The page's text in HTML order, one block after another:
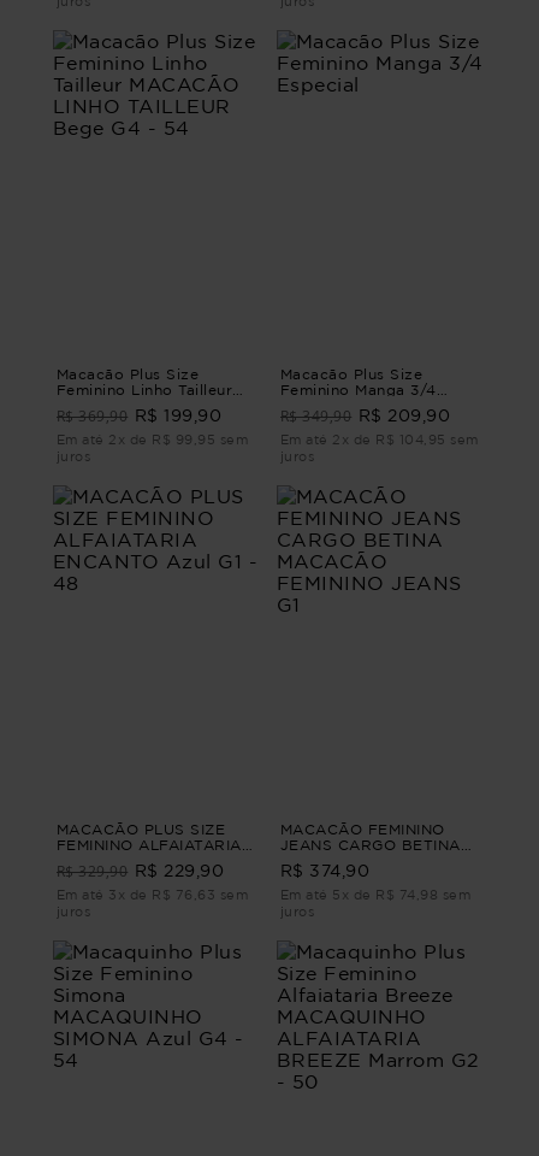
Macacão Plus Size
Feminino Linho Tailleur
MACACÃO LINHO
TAILLEUR Bege G4 - 54
R$ 369,90 R$ 199,90
Em até 2x de R$ 99,95 sem
juros
Macacão Plus Size
Feminino Manga 3/4
R$ 349,90 R$ 209,90
Em até 2x de R$ 104,95 sem
juros
MACACÃO PLUS SIZE
FEMININO ALFAIATARIA
ENCANTO Azul G1 - 48
R$ 329,90 R$ 229,90
Em até 3x de R$ 76,63 sem
juros
MACACÃO FEMININO
JEANS CARGO BETINA
MACACÃO FEMININO
JEANS G1
R$ 374,90
Em até 5x de R$ 74,98 sem
juros